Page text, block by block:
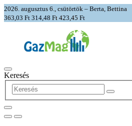
2026. augusztus 6., csütörtök – Berta, Bettina
363,03 Ft 314,48 Ft 423,45 Ft
Keresés